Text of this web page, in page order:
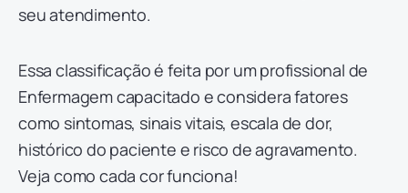
seu atendimento.
Essa classificação é feita por um profissional de
Enfermagem capacitado e considera fatores
como sintomas, sinais vitais, escala de dor,
histórico do paciente e risco de agravamento.
Veja como cada cor funciona!